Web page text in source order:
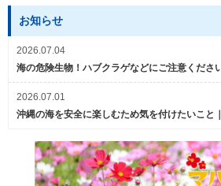
お知らせ
2026.07.04
海の危険生物！ハブクラゲなどにご注意くださ
2026.07.01
沖縄の海を安全に楽しむため気を付けたいこと